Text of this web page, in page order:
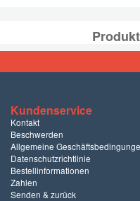
Kundenservice
Kontakt
Beschwerden
Allgemeine
Datenschutzrichtlinie
Bestellinformationen
Zahlen
Senden & zurück